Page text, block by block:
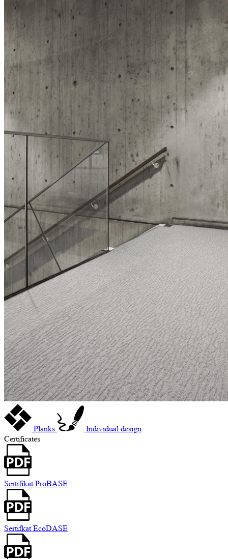
Planks
Individual design
Certificates
Sertifikat ProBASE
Sertifkat EcoDASE